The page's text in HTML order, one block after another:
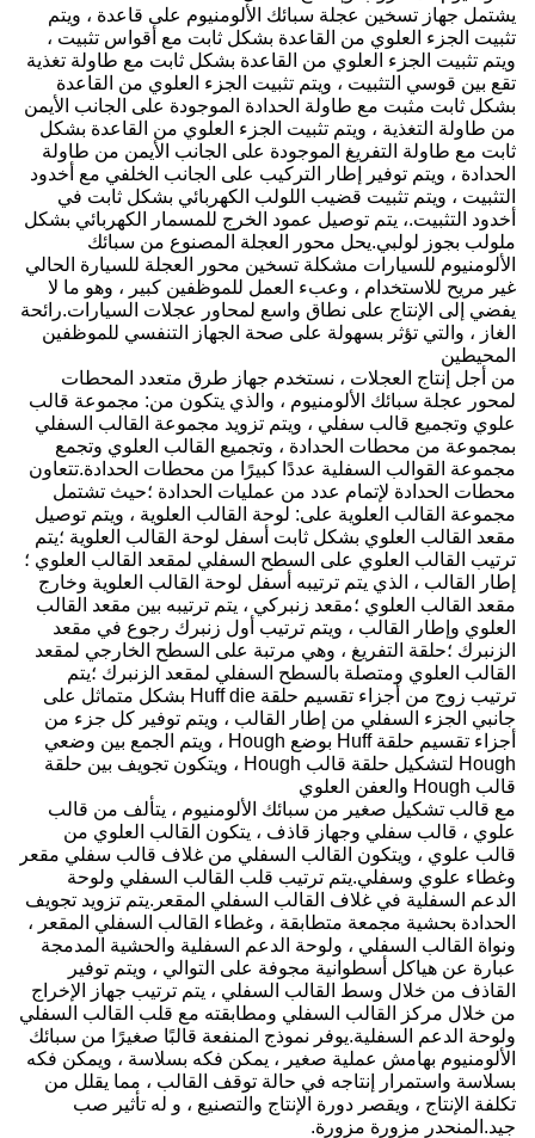
يشتمل جهاز تسخين عجلة سبائك الألومنيوم على قاعدة ، ويتم
تثبيت الجزء العلوي من القاعدة بشكل ثابت مع أقواس تثبيت ،
ويتم تثبيت الجزء العلوي من القاعدة بشكل ثابت مع طاولة تغذية
تقع بين قوسي التثبيت ، ويتم تثبيت الجزء العلوي من القاعدة
بشكل ثابت مثبت مع طاولة الحدادة الموجودة على الجانب الأيمن
من طاولة التغذية ، ويتم تثبيت الجزء العلوي من القاعدة بشكل
ثابت مع طاولة التفريغ الموجودة على الجانب الأيمن من طاولة
الحدادة ، ويتم توفير إطار التركيب على الجانب الخلفي مع أخدود
التثبيت ، ويتم تثبيت قضيب اللولب الكهربائي بشكل ثابت في
أخدود التثبيت.، يتم توصيل عمود الخرج للمسمار الكهربائي بشكل
ملولب بجوز لولبي.يحل محور العجلة المصنوع من سبائك
الألومنيوم للسيارات مشكلة تسخين محور العجلة للسيارة الحالي
غير مريح للاستخدام ، وعبء العمل للموظفين كبير ، وهو ما لا
يفضي إلى الإنتاج على نطاق واسع لمحاور عجلات السيارات.رائحة
الغاز ، والتي تؤثر بسهولة على صحة الجهاز التنفسي للموظفين
المحيطين
من أجل إنتاج العجلات ، نستخدم جهاز طرق متعدد المحطات
لمحور عجلة سبائك الألومنيوم ، والذي يتكون من: مجموعة قالب
علوي وتجميع قالب سفلي ، ويتم تزويد مجموعة القالب السفلي
بمجموعة من محطات الحدادة ، وتجميع القالب العلوي وتجمع
مجموعة القوالب السفلية عددًا كبيرًا من محطات الحدادة.تتعاون
محطات الحدادة لإتمام عدد من عمليات الحدادة ؛حيث تشتمل
مجموعة القالب العلوية على: لوحة القالب العلوية ، ويتم توصيل
مقعد القالب العلوي بشكل ثابت أسفل لوحة القالب العلوية ؛يتم
ترتيب القالب العلوي على السطح السفلي لمقعد القالب العلوي ؛
إطار القالب ، الذي يتم ترتيبه أسفل لوحة القالب العلوية وخارج
مقعد القالب العلوي ؛مقعد زنبركي ، يتم ترتيبه بين مقعد القالب
العلوي وإطار القالب ، ويتم ترتيب أول زنبرك رجوع في مقعد
الزنبرك ؛حلقة التفريغ ، وهي مرتبة على السطح الخارجي لمقعد
القالب العلوي ومتصلة بالسطح السفلي لمقعد الزنبرك ؛يتم
ترتيب زوج من أجزاء تقسيم حلقة Huff die بشكل متماثل على
جانبي الجزء السفلي من إطار القالب ، ويتم توفير كل جزء من
أجزاء تقسيم حلقة Huff بوضع Hough ، ويتم الجمع بين وضعي
Hough لتشكيل حلقة قالب Hough ، ويتكون تجويف بين حلقة
قالب Hough والعفن العلوي
مع قالب تشكيل صغير من سبائك الألومنيوم ، يتألف من قالب
علوي ، قالب سفلي وجهاز قاذف ، يتكون القالب العلوي من
قالب علوي ، ويتكون القالب السفلي من غلاف قالب سفلي مقعر
وغطاء علوي وسفلي.يتم ترتيب قلب القالب السفلي ولوحة
الدعم السفلية في غلاف القالب السفلي المقعر.يتم تزويد تجويف
الحدادة بحشية مجمعة متطابقة ، وغطاء القالب السفلي المقعر ،
ونواة القالب السفلي ، ولوحة الدعم السفلية والحشية المدمجة
عبارة عن هياكل أسطوانية مجوفة على التوالي ، ويتم توفير
القاذف من خلال وسط القالب السفلي ، يتم ترتيب جهاز الإخراج
من خلال مركز القالب السفلي ومطابقته مع قلب القالب السفلي
ولوحة الدعم السفلية.يوفر نموذج المنفعة قالبًا صغيرًا من سبائك
الألومنيوم بهامش عملية صغير ، يمكن فكه بسلاسة ، ويمكن فكه
بسلاسة واستمرار إنتاجه في حالة توقف القالب ، مما يقلل من
تكلفة الإنتاج ، ويقصر دورة الإنتاج والتصنيع ، و له تأثير صب
جيد.المنحدر مزورة مزورة.